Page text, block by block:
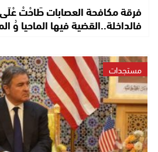
فالداخلة..القضية فيها الماحيا وُ
مستجدات